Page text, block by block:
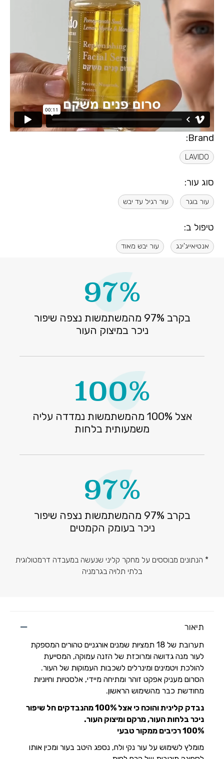
Brand:
LAVIDO
סוג עור:
עור בוגר עור רגיל עד יבש
טיפול ב:
אנטיאייג'ינג עור יבש מאוד
97%
בקרב 97% מהמשתמשות נצפה שיפור
ניכר במיצוק העור
100%
אצל 100% מהמשתמשות נמדדה עליה
משמעותית בלחות
97%
בקרב 97% מהמשתמשות נצפה שיפור
ניכר בעומק הקמטים
* הנתונים מבוססים על מחקר קליני שנעשה במעבדה דרמטולוגית
בלתי תלויה בגרמניה
תיאור
תערובת של 18 תמציות שמנים אורגניים טהורים המספקת
לעור מנה גדושה ומרוכזת של הזנה עמוקה, המסייעת
להולכת ויטמינים ומינרלים לשכבות העמוקות של העור.
הסרום מעניק אפקט זוהר ומתיחה מיידי, אלסטיות וחיוניות
מחודשת כבר מהשימוש הראשון.
נבדק קלינית והוכח כי אצל 100% מהנבדקים חל שיפור
ניכר בלחות העור, מרקם ומיצוק העור.
100% רכיבים ממקור טבעי
מומלץ לשימוש על עור נקי ולח, נספג היטב בעור ומכין אותו